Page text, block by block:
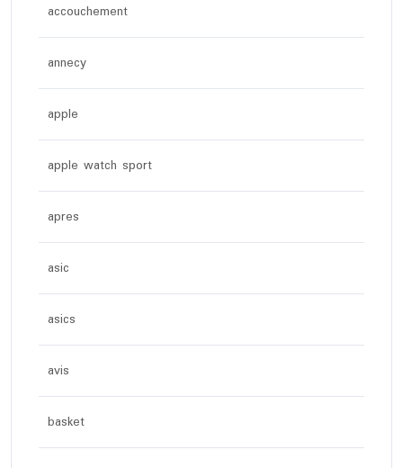
accouchement
annecy
apple
apple watch sport
apres
asic
asics
avis
basket